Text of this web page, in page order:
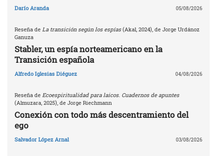
Darío Aranda 05/08/2026
Reseña de La transición según los espías (Akal, 2024), de Jorge Urdánoz
Ganuza
Stabler, un espía norteamericano en la
Transición española
Alfredo Iglesias Diéguez 04/08/2026
Reseña de Ecoespiritualidad para laicos. Cuadernos de apuntes
(Almuzara, 2025), de Jorge Riechmann
Conexión con todo más descentramiento del
ego
Salvador López Arnal 03/08/2026